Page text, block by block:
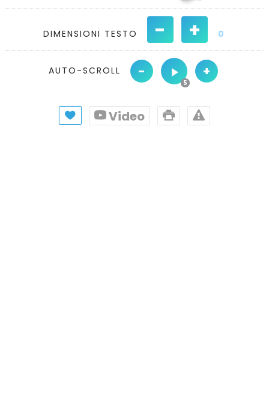
DIMENSIONI TESTO - + 0
AUTO-SCROLL - +
Video